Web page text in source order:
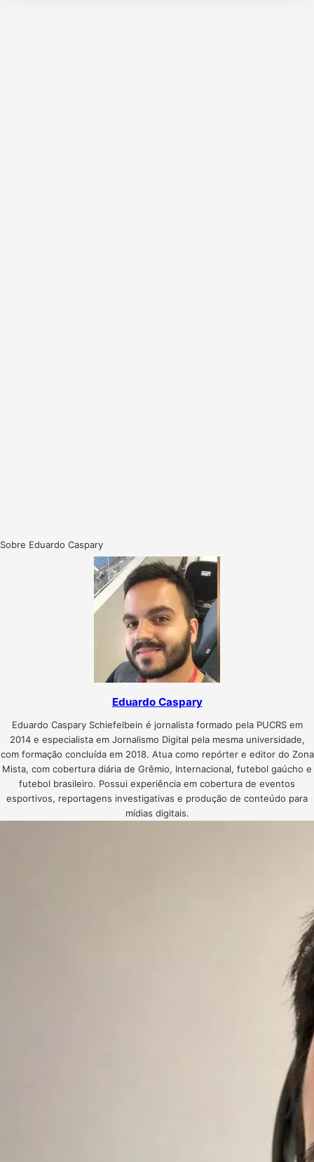
Sobre Eduardo Caspary
Eduardo Caspary
Eduardo Caspary Schiefelbein é jornalista formado pela PUCRS em
2014 e especialista em Jornalismo Digital pela mesma universidade,
com formação concluída em 2018. Atua como repórter e editor do Zona
Mista, com cobertura diária de Grêmio, Internacional, futebol gaúcho e
futebol brasileiro. Possui experiência em cobertura de eventos
esportivos, reportagens investigativas e produção de conteúdo para
mídias digitais.